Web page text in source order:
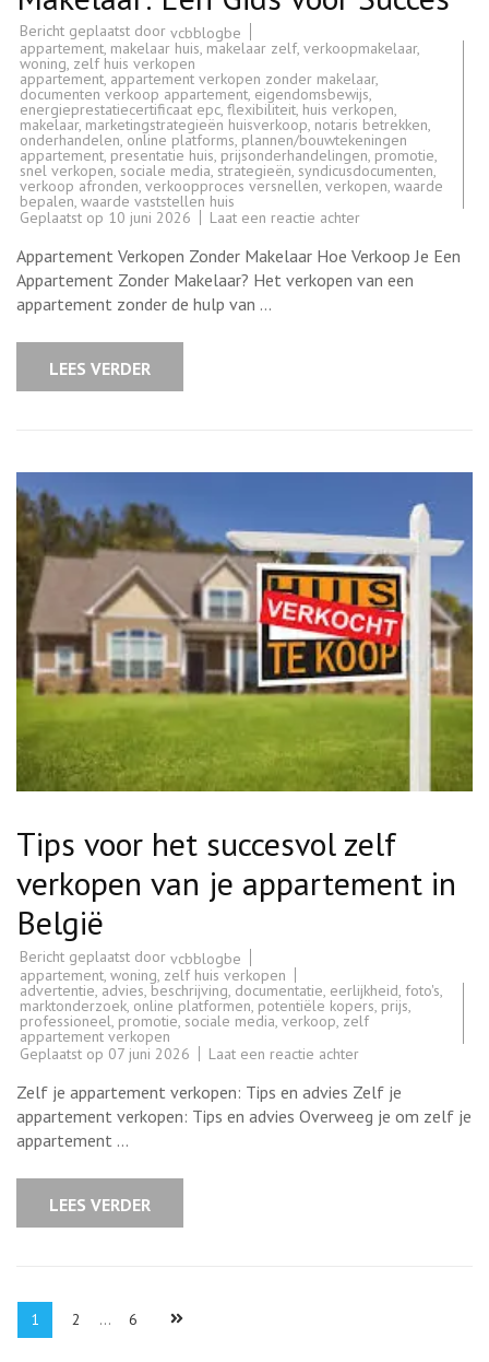
Bericht geplaatst door vcbblogbe
appartement, makelaar huis, makelaar zelf, verkoopmakelaar,
woning, zelf huis verkopen
appartement, appartement verkopen zonder makelaar,
documenten verkoop appartement, eigendomsbewijs,
energieprestatiecertificaat epc, flexibiliteit, huis verkopen,
makelaar, marketingstrategieën huisverkoop, notaris betrekken,
onderhandelen, online platforms, plannen/bouwtekeningen
appartement, presentatie huis, prijsonderhandelingen, promotie,
snel verkopen, sociale media, strategieën, syndicusdocumenten,
verkoop afronden, verkoopproces versnellen, verkopen, waarde
bepalen, waarde vaststellen huis
Geplaatst op 10 juni 2026 Laat een reactie achterop
Je
Appartement
Zonder
Appartement Verkopen Zonder Makelaar Hoe Verkoop Je Een
Appartement Zonder Makelaar? Het verkopen van een
appartement zonder de hulp van …
LEES VERDER
Tips voor het succesvol zelf
verkopen van je appartement in
België
Bericht geplaatst door vcbblogbe
appartement, woning, zelf huis verkopen
advertentie, advies,beschrijving, documentatie, eerlijkheid, foto's,
marktonderzoek, online platformen, potentiële kopers, prijs,
professioneel, promotie, sociale media, verkoop, zelf
appartement verkopen
Geplaatst op 07 juni 2026 Laat een reactie achterop
voor
het
succesvol
zelf
Zelf je appartement verkopen: Tips en advies Zelf je
appartement verkopen: Tips en advies Overweeg je om zelf je
appartement …
LEES VERDER
Berichten
paginering
Pagina
1 Pagina
2 … Pagina
6